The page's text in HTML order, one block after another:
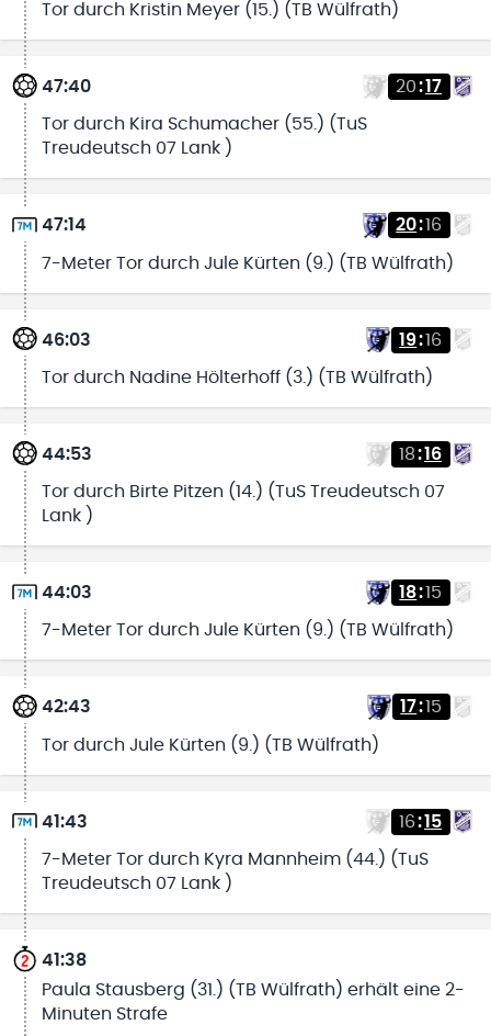
Tor durch Kristin Meyer (15.) (TB Wülfrath)
47:40 20:17
Tor durch Kira Schumacher (55.) (TuS
Treudeutsch 07 Lank )
47:14 20:16
7-Meter Tor durch Jule Kürten (9.) (TB Wülfrath)
46:03 19:16
Tor durch Nadine Hölterhoff (3.) (TB Wülfrath)
44:53 18:16
Tor durch Birte Pitzen (14.) (TuS Treudeutsch 07
Lank )
44:03 18:15
7-Meter Tor durch Jule Kürten (9.) (TB Wülfrath)
42:43 17:15
Tor durch Jule Kürten (9.) (TB Wülfrath)
41:43 16:15
7-Meter Tor durch Kyra Mannheim (44.) (TuS
Treudeutsch 07 Lank )
41:38
Paula Stausberg (31.) (TB Wülfrath) erhält eine 2-
Minuten Strafe